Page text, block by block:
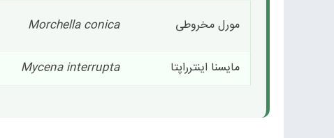
مورل مخروطی Morchella conica
مایسنا اینترراپتا
Mycena interrupta